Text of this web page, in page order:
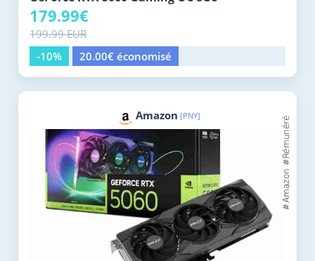
179.99€
199.99 EUR
-10%
20.00€ économisé
Amazon [PNY]